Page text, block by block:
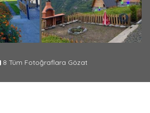
8 Tüm Fotoğraflara Gözat